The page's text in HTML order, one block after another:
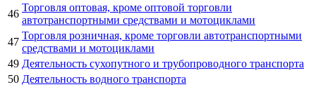
46
Торговля оптовая, кроме оптовой торговли
автотранспортными средствами и мотоциклами
47
Торговля розничная, кроме торговли автотранспортными
средствами и мотоциклами
49 Деятельность сухопутного и трубопроводного транспорта
50 Деятельность водного транспорта